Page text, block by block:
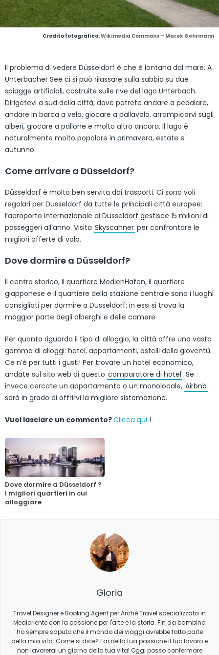
Credito fotografico:Wikimedia Commons – Marek Gehrmann
Il problema di vedere Düsseldorf è che è lontana dal mare. A
Unterbacher See ci si può rilassare sulla sabbia su due
spiagge artificiali, costruite sulle rive del lago Unterbach.
Dirigetevi a sud della città, dove potrete andare a pedalare,
andare in barca a vela, giocare a pallavolo, arrampicarvi sugli
alberi, giocare a pallone e molto altro ancora. Il lago è
naturalmente molto popolare in primavera, estate e
autunno.
Come arrivare a Düsseldorf?
Düsseldorf è molto ben servita dai trasporti. Ci sono voli
regolari per Düsseldorf da tutte le principali città europee:
l’aeroporto internazionale di Düsseldorf gestisce 15 milioni di
passeggeri all’anno. Visita Skyscanner per confrontare le
migliori offerte di volo.
Dove dormire a Düsseldorf?
Il centro storico, il quartiere MedienHafen, il quartiere
giapponese e il quartiere della stazione centrale sono i luoghi
consigliati per dormire a Düsseldorf: in essi si trova la
maggior parte degli alberghi e delle camere.
Per quanto riguarda il tipo di alloggio, la città offre una vasta
gamma di alloggi: hotel, appartamenti, ostelli della gioventù.
Ce n’è per tutti i gusti! Per trovare un hotel economico,
andate sul sito web di questo comparatore di hotel . Se
invece cercate un appartamento o un monolocale, Airbnb
sarà in grado di offrirvi la migliore sistemazione.
Vuoi lasciare un commento?Clicca qui !
Dove dormire a Düsseldorf ?
I migliori quartieri in cui
alloggiare
Gloria
Travel Designer e Booking Agent per Archè Travel specializzata in
Medioriente con la passione per l'arte e la storia. Fin da bambina
ho sempre saputo che il mondo dei viaggi avrebbe fatto parte
della mia vita. Come si dice? Fai della tua passione il tuo lavoro e
non lavorerai un giorno della tua vita! Oggi posso confermare